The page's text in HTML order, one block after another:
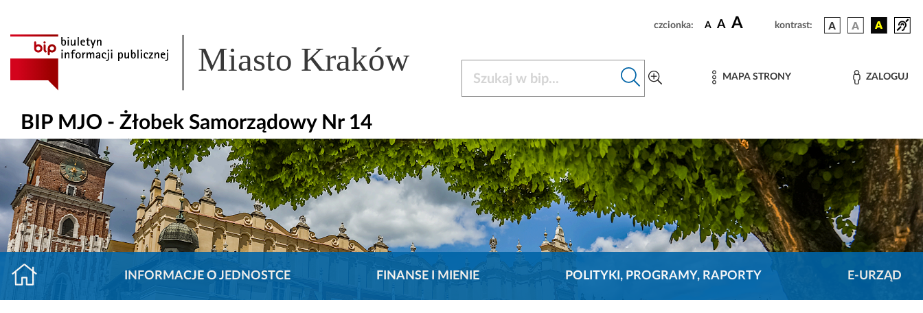
czcionka: A A A kontrast:
Miasto Kraków MAPA STRONY ZALOGUJ
BIP MJO - Żłobek Samorządowy Nr 14
INFORMACJE O JEDNOSTCE FINANSE I MIENIE POLITYKI, PROGRAMY, RAPORTY E-URZĄD